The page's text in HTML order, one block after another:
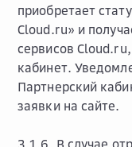
приобретает
Cloud.ru» и
сервисов
кабинет.
Партнерский
заявки на сайте.
3.1.6. В случае